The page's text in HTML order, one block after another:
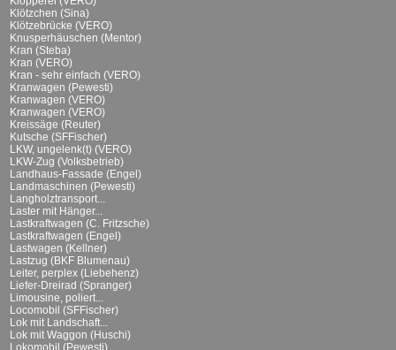
Klötzchen (Sina)
Klötzebrücke (VERO)
Knusperhäuschen (Mentor)
Kran (Steba)
Kran (VERO)
Kran - sehr einfach (VERO)
Kranwagen (Pewesti)
Kranwagen (VERO)
Kranwagen (VERO)
Kreissäge (Reuter)
Kutsche (SFFischer)
LKW, ungelenk(t) (VERO)
LKW-Zug (Volksbetrieb)
Landhaus-Fassade (Engel)
Landmaschinen (Pewesti)
Langholztransport...
Laster mit Hänger...
Lastkraftwagen (C. Fritzsche)
Lastkraftwagen (Engel)
Lastwagen (Kellner)
Lastzug (BKF Blumenau)
Leiter, perplex (Liebehenz)
Liefer-Dreirad (Spranger)
Limousine, poliert...
Locomobil (SFFischer)
Lok mit Landschaft...
Lok mit Waggon (Huschi)
Lokomobil (Pewesti)